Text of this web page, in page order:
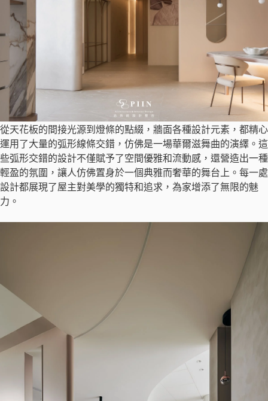
從天花板的間接光源到燈條的點綴，牆面各種設計元素，都精心
運用了大量的弧形線條交錯，仿佛是一場華爾滋舞曲的演繹。這
些弧形交錯的設計不僅賦予了空間優雅和流動感，還營造出一種
輕盈的氛圍，讓人仿佛置身於一個典雅而奢華的舞台上。每一處
設計都展現了屋主對美學的獨特和追求，為家增添了無限的魅
力。